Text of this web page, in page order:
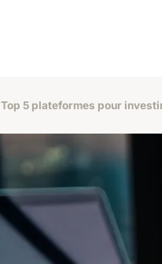
Top 5 plateformes pour